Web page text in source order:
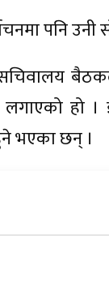
पनि उनी
लगाएको हो
भएका छन् ।